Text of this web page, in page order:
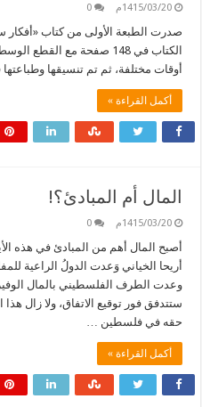
1415/03/20م 0
صدرت الطبعة الأولى من كتاب «أفكار
الكتاب في 148 صفحة مع
أوقات مختلفة، ثم تم تنسيقها
أكمل القراءة »
المال أم المبادئ؟!
1415/03/20م 0
أصبح المال أهم من المبادئ في هذه
أريحا الخياني وَعدت الدولُ الراعية
وعدت الطرف الفلسطيني بالمال
ستتدفق فور توقيع الاتفاق، ولا زال
حقه في فلسطين …
أكمل القراءة »